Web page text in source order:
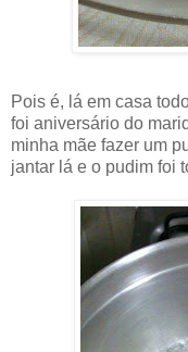
Pois é, lá em casa
foi aniversário do
minha mãe fazer um
jantar lá e o pudim foi